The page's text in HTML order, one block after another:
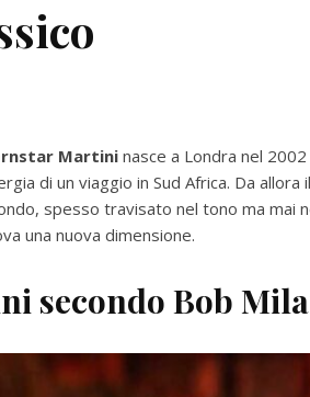
Martini nasce a Londra nel
di un viaggio in Sud Africa. Da allora
spesso travisato nel tono ma mai
una nuova dimensione.
secondo Bob